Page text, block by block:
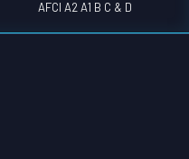
AFCI A2 A1 B C & D